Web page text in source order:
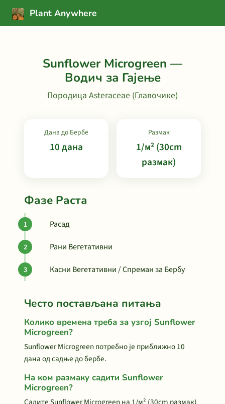
Plant Anywhere
Sunflower Microgreen —
Водич за Гајење
Породица Asteraceae (Главочике)
Дана до Бербе
10 дана
Размак
1/м² (30cm
размак)
Фазе Раста
Расад
Рани Вегетативни
Касни Вегетативни / Спреман за Бербу
Често постављана питања
Колико времена треба за узгој Sunflower
Microgreen?
Sunflower Microgreen потребно је приближно 10
дана од садње до бербе.
На ком размаку садити Sunflower
Microgreen?